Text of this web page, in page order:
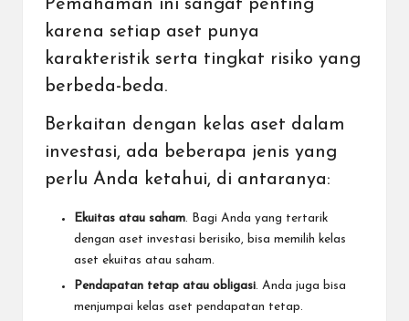
Pemahaman ini sangat penting
karena setiap aset punya
karakteristik serta tingkat risiko yang
berbeda-beda.
Berkaitan dengan kelas aset dalam
investasi, ada beberapa jenis yang
perlu Anda ketahui, di antaranya:
Ekuitas atau saham. Bagi Anda yang tertarik
dengan aset investasi berisiko, bisa memilih kelas
aset ekuitas atau saham.
Pendapatan tetap atau obligasi. Anda juga bisa
menjumpai kelas aset pendapatan tetap.